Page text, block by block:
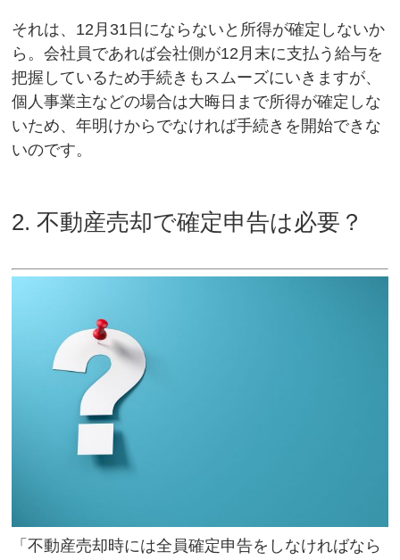
それは、12月31日にならないと所得が確定しないか
ら。会社員であれば会社側が12月末に支払う給与を
把握しているため手続きもスムーズにいきますが、
個人事業主などの場合は大晦日まで所得が確定しな
いため、年明けからでなければ手続きを開始できな
いのです。
2. 不動産売却で確定申告は必要？
「不動産売却時には全員確定申告をしなければなら